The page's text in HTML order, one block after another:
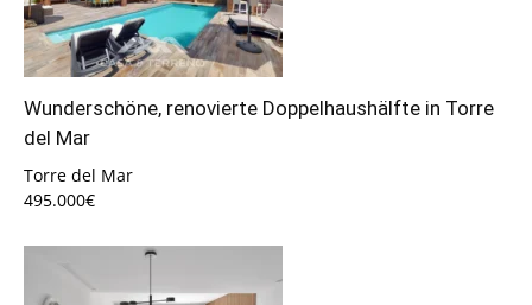
Wunderschöne, renovierte Doppelhaushälfte in Torre
del Mar
Torre del Mar
495.000€